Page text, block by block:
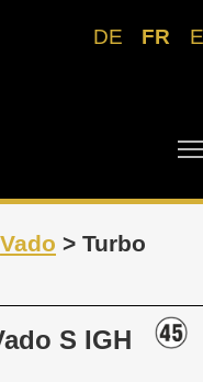
DE FR
Vado > Turbo
S IGH